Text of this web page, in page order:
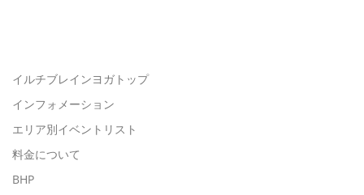
イルチブレインヨガトップ
インフォメーション
エリア別イベントリスト
料金について
BHP